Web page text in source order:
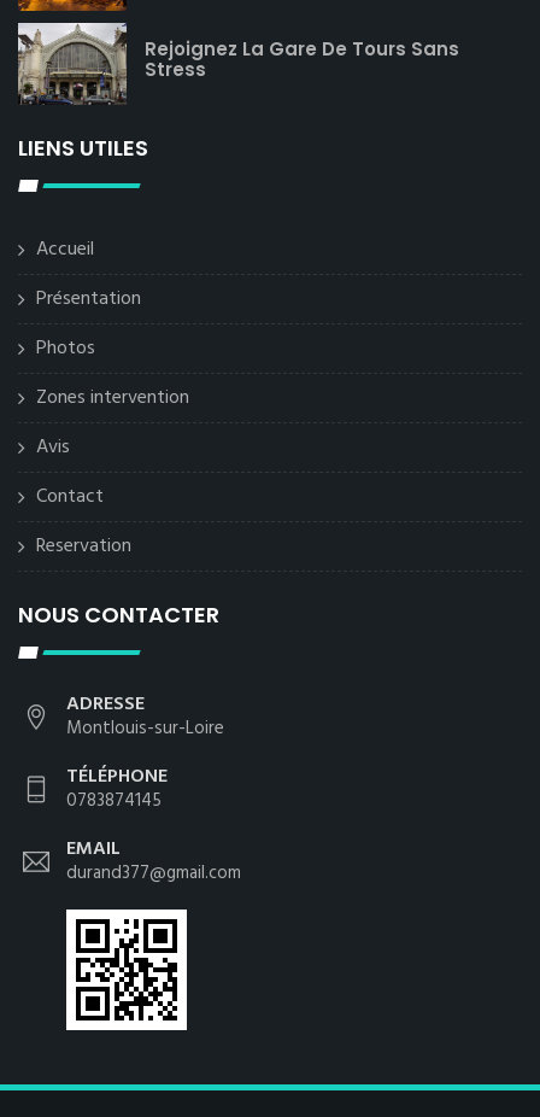
Rejoignez La Gare De Tours Sans
Stress
LIENS UTILES
Accueil
Présentation
Photos
Zones intervention
Avis
Contact
Reservation
NOUS CONTACTER
ADRESSE
Montlouis-sur-Loire
TÉLÉPHONE
0783874145
EMAIL
durand377@gmail.com